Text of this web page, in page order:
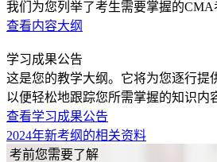
我们为您列举了考生需要掌握的
查看内容大纲
学习成果公告
这是您的教学大纲。它将为您逐行提
以便轻松地跟踪您所需掌握的知识内
查看学习成果公告
2024年新考纲的相关资料
考前您需要了解